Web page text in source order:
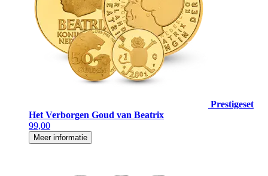
Prestigeset
Het Verborgen Goud van Beatrix
99,00
Meer informatie